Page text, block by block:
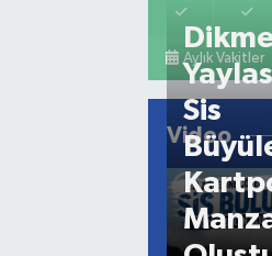
Aylık Vakitler
Video
Sis